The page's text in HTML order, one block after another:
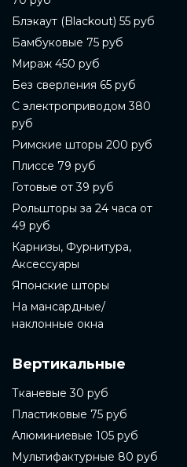
Блэкаут (Blackout) 55 руб
Бамбуковые 75 руб
Мираж 450 руб
Без сверления 65 руб
С электроприводом 380
руб
Римские шторы 200 руб
Плиссе 79 руб
Готовые от 39 руб
Рольшторы за 24 часа от
49 руб
Карнизы, Фурнитура,
Аксессуары
Японские шторы
На мансардные/
наклонные окна
Вертикальные
Тканевые 30 руб
Пластиковые 75 руб
Алюминиевые 105 руб
Мультифактурные 80 руб